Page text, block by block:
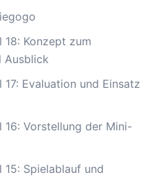
18: Konzept zum
Ausblick
17: Evaluation und Einsatz
16: Vorstellung der Mini-
15: Spielablauf und